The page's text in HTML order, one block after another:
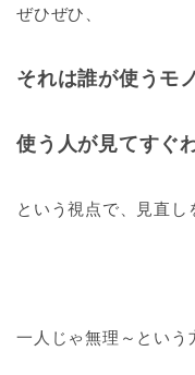
ぜひぜひ、
それは誰が使うモ
使う人が見てすぐ
という視点で、見直
一人じゃ無理～という